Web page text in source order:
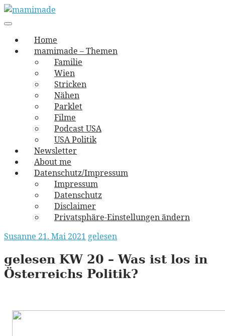
Skip
to
mamimade
vernäht und zugetextet
navigation
Menu
Home
mamimade – Themen
Familie
Wien
Stricken
Nähen
Parklet
Filme
Podcast USA
USA Politik
Newsletter
About me
Datenschutz/Impressum
Impressum
Datenschutz
Disclaimer
Privatsphäre-Einstellungen ändern
Susanne 21. Mai 2021 gelesen
gelesen KW20 – Was ist los in
Österreichs Politik?